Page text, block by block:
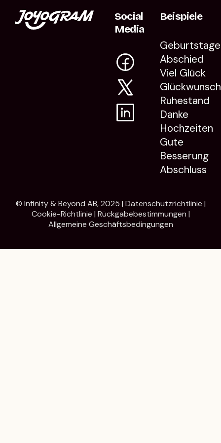
Social
Media
Beispiele
Geburtstage
Abschied
Viel Glück
Glückwunsch
Ruhestand
Danke
Hochzeiten
Gute
Besserung
Abschluss
© Infinity & Beyond AB, 2025 | Datenschutzrichtlinie |
Cookie-Richtlinie | Rückgabebestimmungen |
Allgemeine Geschäftsbedingungen